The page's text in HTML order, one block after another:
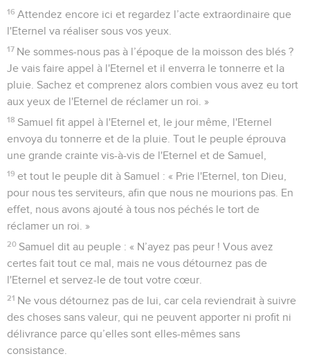
16 Attendez encore ici et regardez l’acte extraordinaire que
l'Eternel va réaliser sous vos yeux.
17 Ne sommes-nous pas à l’époque de la moisson des blés ?
Je vais faire appel à l'Eternel et il enverra le tonnerre et la
pluie. Sachez et comprenez alors combien vous avez eu tort
aux yeux de l'Eternel de réclamer un roi. »
18 Samuel fit appel à l'Eternel et, le jour même, l'Eternel
envoya du tonnerre et de la pluie. Tout le peuple éprouva
une grande crainte vis-à-vis de l'Eternel et de Samuel,
19 et tout le peuple dit à Samuel : « Prie l'Eternel, ton Dieu,
pour nous tes serviteurs, afin que nous ne mourions pas. En
effet, nous avons ajouté à tous nos péchés le tort de
réclamer un roi. »
20 Samuel dit au peuple : « N’ayez pas peur ! Vous avez
certes fait tout ce mal, mais ne vous détournez pas de
l'Eternel et servez-le de tout votre cœur.
21 Ne vous détournez pas de lui, car cela reviendrait à suivre
des choses sans valeur, qui ne peuvent apporter ni profit ni
délivrance parce qu’elles sont elles-mêmes sans
consistance.